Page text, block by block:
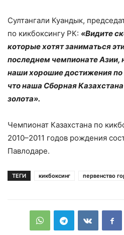
Султангали Куандык,
по кикбоксингу РК: «Видите
которые хотят заниматься
последнем чемпионате Азии,
наши хорошие достижения по
что наша Сборная
золота».
Чемпионат Казахстана по
2010–2011 годов рождения
Павлодаре.
ТЕГИ кикбоксинг первенство